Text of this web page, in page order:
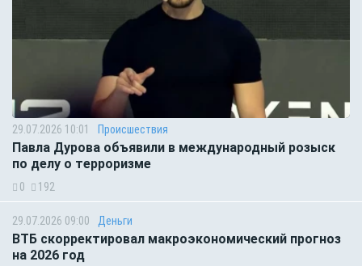
29.07.2026 10:01 Происшествия
Павла Дурова объявили в международный розыск
по делу о терроризме
0 192
29.07.2026 09:00 Деньги
ВТБ скорректировал макроэкономический прогноз
на 2026 год